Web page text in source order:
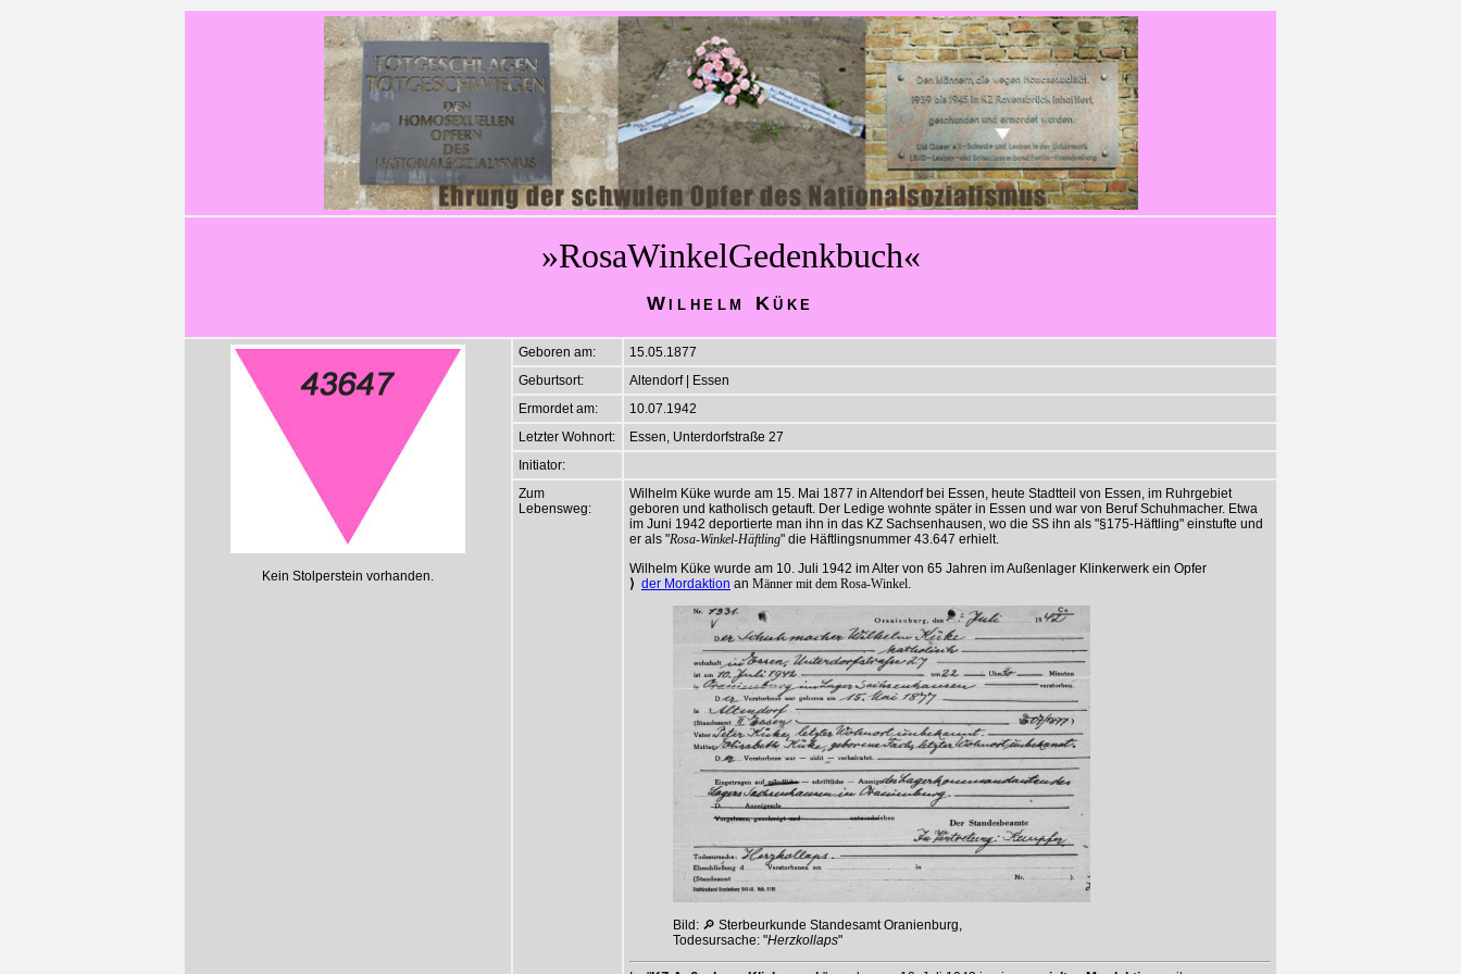
»RosaWinkelGedenkbuch«
Wilhelm Küke
Kein Stolperstein vorhanden.
Geboren am:
15.05.1877
Geburtsort:
Altendorf | Essen
Ermordet am:
10.07.1942
Letzter Wohnort:
Essen, Unterdorfstraße 27
Initiator:
Zum
Lebensweg:
Wilhelm Küke wurde am 15. Mai 1877 in Altendorf bei Essen, heute Stadtteil von Essen, im Ruhrgebiet
geboren und katholisch getauft. Der Ledige wohnte später in Essen und war von Beruf Schuhmacher. Etwa
im Juni 1942 deportierte man ihn in das KZ Sachsenhausen, wo die SS ihn als "§175-Häftling" einstufte und
er als "Rosa-Winkel-Häftling" die Häftlingsnummer 43.647 erhielt.
Wilhelm Küke wurde am 10. Juli 1942 im Alter von 65 Jahren im Außenlager Klinkerwerk ein Opfer
⟩ der Mordaktion an Männer mit dem Rosa-Winkel.
Bild: 🔎 Sterbeurkunde Standesamt Oranienburg,
Todesursache: "Herzkollaps"